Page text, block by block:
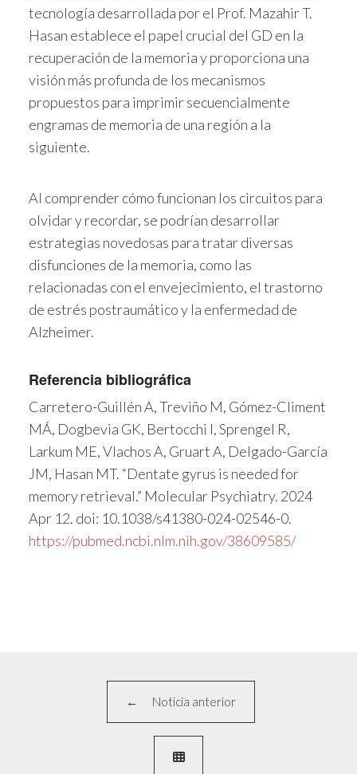
tecnología desarrollada por el Prof. Mazahir T.
Hasan establece el papel crucial del GD en la
recuperación de la memoria y proporciona una
visión más profunda de los mecanismos
propuestos para imprimir secuencialmente
engramas de memoria de una región a la
siguiente.
Al comprender cómo funcionan los circuitos para
olvidar y recordar, se podrían desarrollar
estrategias novedosas para tratar diversas
disfunciones de la memoria, como las
relacionadas con el envejecimiento, el trastorno
de estrés postraumático y la enfermedad de
Alzheimer.
Referencia bibliográfica
Carretero-Guillén A, Treviño M, Gómez-Climent
MÁ, Dogbevia GK, Bertocchi I, Sprengel R,
Larkum ME, Vlachos A, Gruart A, Delgado-García
JM, Hasan MT. “Dentate gyrus is needed for
memory retrieval.” Molecular Psychiatry. 2024
Apr 12. doi: 10.1038/s41380-024-02546-0.
https://pubmed.ncbi.nlm.nih.gov/38609585/
Noticia anterior
